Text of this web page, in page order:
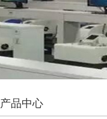
产品中心